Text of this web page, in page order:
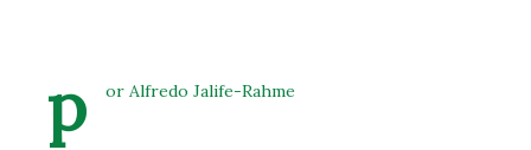
p or Alfredo Jalife-Rahme